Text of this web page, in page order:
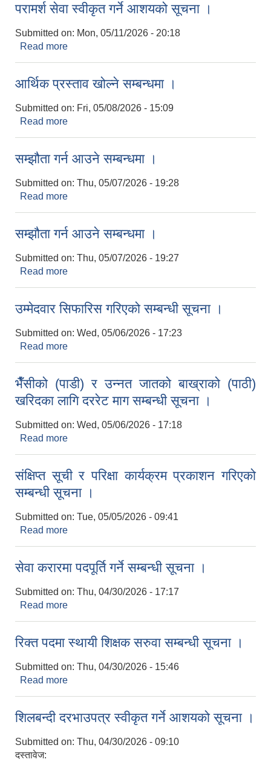
परामर्श सेवा स्वीकृत गर्ने आशयको सूचना ।
Submitted on: Mon, 05/11/2026 - 20:18
Read more
आर्थिक प्रस्ताव खोल्ने सम्बन्धमा ।
Submitted on: Fri, 05/08/2026 - 15:09
Read more
सम्झौता गर्न आउने सम्बन्धमा ।
Submitted on: Thu, 05/07/2026 - 19:28
Read more
सम्झौता गर्न आउने सम्बन्धमा ।
Submitted on: Thu, 05/07/2026 - 19:27
Read more
उम्मेदवार सिफारिस गरिएको सम्बन्धी सूचना ।
Submitted on: Wed, 05/06/2026 - 17:23
Read more
भैँसीको (पाडी) र उन्नत जातको बाख्राको (पाठी)
खरिदका लागि दररेट माग सम्बन्धी सूचना ।
Submitted on: Wed, 05/06/2026 - 17:18
Read more
संक्षिप्त सूची र परिक्षा कार्यक्रम प्रकाशन गरिएको
सम्बन्धी सूचना ।
Submitted on: Tue, 05/05/2026 - 09:41
Read more
सेवा करारमा पदपूर्ति गर्ने सम्बन्धी सूचना ।
Submitted on: Thu, 04/30/2026 - 17:17
Read more
रिक्त पदमा स्थायी शिक्षक सरुवा सम्बन्धी सूचना ।
Submitted on: Thu, 04/30/2026 - 15:46
Read more
शिलबन्दी दरभाउपत्र स्वीकृत गर्ने आशयको सूचना ।
Submitted on: Thu, 04/30/2026 - 09:10
दस्तावेज: